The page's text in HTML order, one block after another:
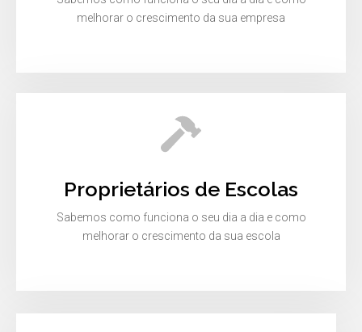
melhorar o crescimento da sua empresa
Proprietários de Escolas
Sabemos como funciona o seu dia a dia e como
melhorar o crescimento da sua escola